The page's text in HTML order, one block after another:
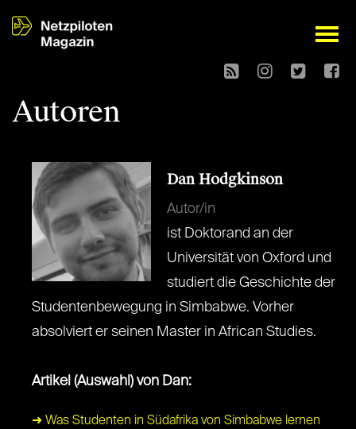
open
Autoren
Dan Hodgkinson
Autor/in
ist Doktorand an der
Universität von Oxford und
studiert die Geschichte der
Studentenbewegung in Simbabwe. Vorher
absolviert er seinen Master in African Studies.
Artikel (Auswahl) von Dan:
➜ Was Studenten in Südafrika von Simbabwe lernen